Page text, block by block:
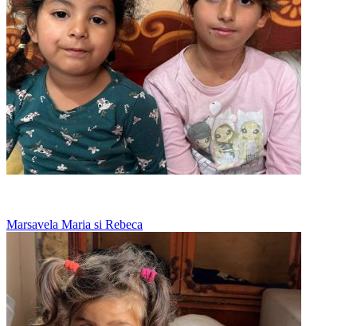
Marsavela Maria si Rebeca